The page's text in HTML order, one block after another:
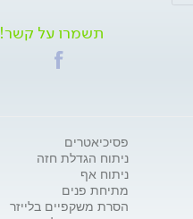
תשמרו על קשר!
פסיכיאטרים
ניתוח הגדלת חזה
ניתוח אף
מתיחת פנים
הסרת משקפיים בלייזר